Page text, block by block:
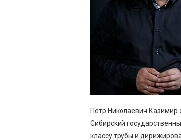
Петр Николаевич Казимир
Сибирский
классу трубы и